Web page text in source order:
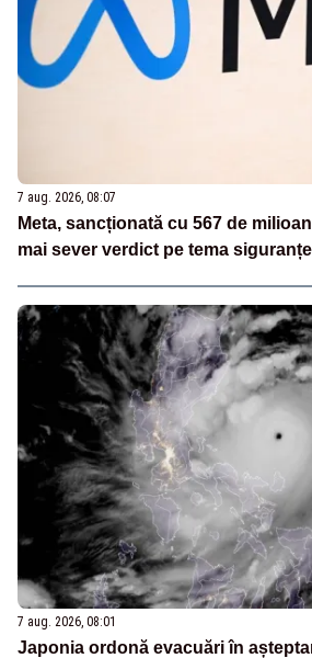
7 aug. 2026, 08:07
Meta, sancționată cu 567 de
mai sever verdict pe tema
7 aug. 2026, 08:01
Japonia ordonă evacuări în